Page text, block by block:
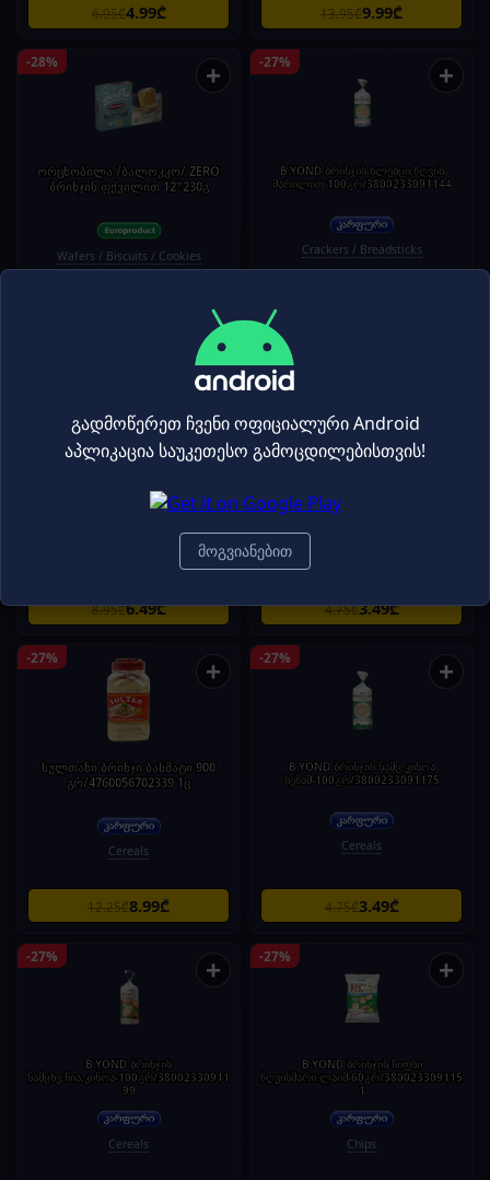
6.95₾4.99₾ 13.95₾9.99₾
-28% +
ორცხობილა /ბალოკკო/ ZERO
ბრინჯის ფქვილით 12*230გ
Wafers / Biscuits / Cookies
-27% +
B.YOND ბრინჯის ხლებცი ზღვის
მარილით 100გრ/3800233091144
Crackers / Breadsticks
+
8.95₾6.49₾ 4.75₾3.49₾
-27% +
სულთანი ბრინჯი ბასმატი 900
გრ/4760056702339 1ც
Cereals
12.25₾8.99₾
-27% +
B.YOND ბრინჯის ნამც.კინოა
სეზამ-100გრ/3800233091175
Cereals
4.75₾3.49₾
-27% +
B.YOND ბრინჯის
ნამცხვ.ჩია,კინოა-100გრ/38002330911
99
Cereals
-27% +
B.YOND ბრინჯის ჩიფსი
ზღვისმარი.ლაიმ-60გრ/380023309115
1
Chips
გადმოწერეთ ჩვენი ოფიციალური Android
აპლიკაცია საუკეთესო გამოცდილებისთვის!
მოგვიანებით